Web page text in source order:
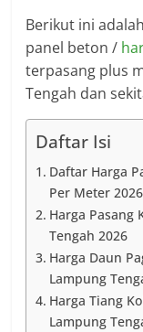
Berikut ini
panel beton /
terpasang plus
Tengah dan
Daftar Isi
Daftar Harga
Per Meter 2026
Harga Pasang
Tengah 2026
Harga Daun
Lampung
Harga Tiang
Lampung